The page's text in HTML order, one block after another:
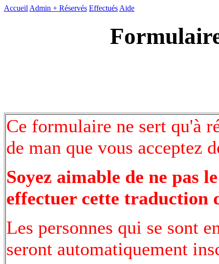
Accueil Admin + Réservés Effectués Aide
Ce formulaire ne sert qu'à
de man que vous acceptez
Soyez aimable de ne pas
effectuer cette traduction
Les personnes qui se sont
seront automatiquement